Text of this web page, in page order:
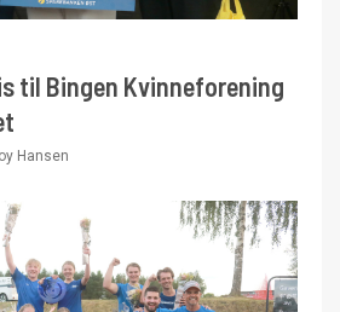
til Bingen Kvinneforening
Hansen